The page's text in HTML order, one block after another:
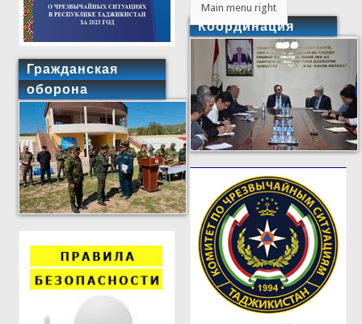
Гражданская
оборона
Main menu right
Координация